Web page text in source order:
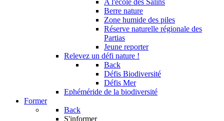
A l'école des Salins
Berre nature
Zone humide des piles
Réserve naturelle régionale des
Partias
Jeune reporter
Relevez un défi nature !
Back
Défis Biodiversité
Défis Mer
Ephéméride de la biodiversité
Former
Back
S'informer